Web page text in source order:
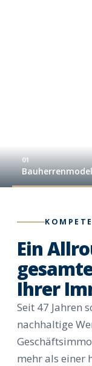
01
Ein
Ihrer
Seit 47 Jahren
nachhaltige
mehr als einer